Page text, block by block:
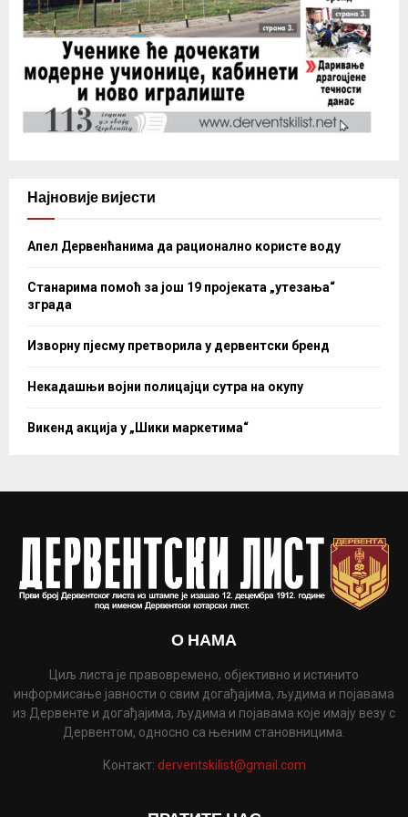
Најновије вијести
Апел Дервенћанима да рационално користе воду
Станарима помоћ за још 19 пројеката „утезања“
зграда
Изворну пјесму претворила у дервентски бренд
Некадашњи војни полицајци сутра на окупу
Викенд акција у „Шики маркетима“
О НАМА
Циљ листа је правовремено, објективно и истинито
информисање јавности о свим догађајима, људима и појавама
из Дервенте и догађајима, људима и појавама које имају везу с
Дервентом, односно са њеним становницима.
Контакт: derventskilist@gmail.com